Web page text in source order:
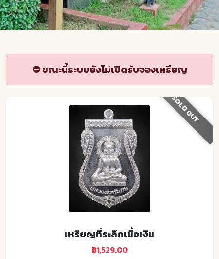
⛔ ขณะนี้ระบบยังไม่เปิดรับจองเหรียญ
SOLD OUT
เหรียญที่ระลึกเนื้อเงิน
฿1,529.00